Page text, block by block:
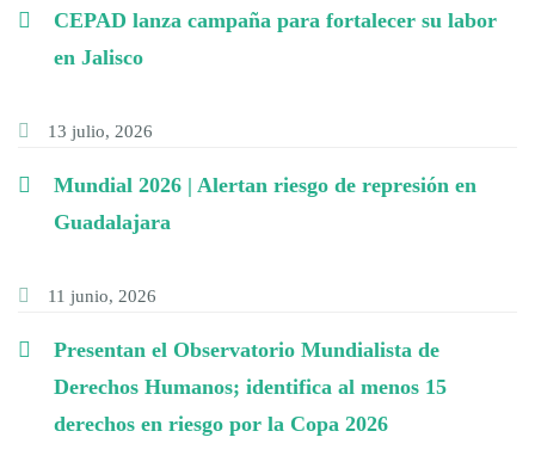
CEPAD lanza campaña para fortalecer su labor
en Jalisco
13 julio, 2026
Mundial 2026 | Alertan riesgo de represión en
Guadalajara
11 junio, 2026
Presentan el Observatorio Mundialista de
Derechos Humanos; identifica al menos 15
derechos en riesgo por la Copa 2026